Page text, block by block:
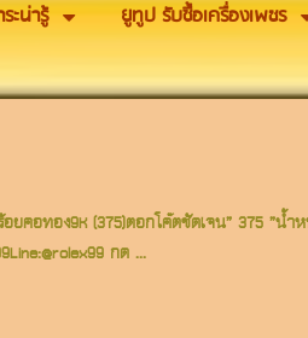
ะน่ารู้ ยูทูป รับซื้อเครื่องเพชร
คอทอง9K (375)ตอกโค๊ตชัดเจน” 375 ”น้
กด ...